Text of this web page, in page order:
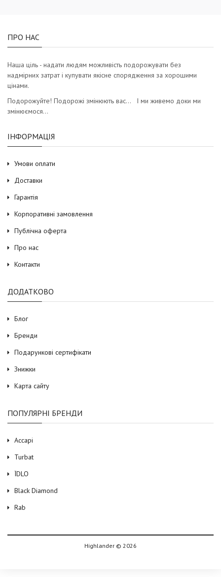
ПРО НАС
Наша ціль - надати людям можливість подорожувати без
надмірних затрат і купувати якісне спорядження за хорошими
цінами.
Подорожуйте! Подорожі змінюють вас… І ми живемо доки ми
змінюємося…
ІНФОРМАЦІЯ
Умови оплати
Доставки
Гарантія
Корпоративні замовлення
Публічна оферта
Про нас
Контакти
ДОДАТКОВО
Блог
Бренди
Подарункові сертифікати
Знижки
Карта сайту
ПОПУЛЯРНІ БРЕНДИ
Accapi
Turbat
ЇDLO
Black Diamond
Rab
Highlander © 2026